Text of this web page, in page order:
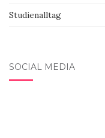
Studienalltag
SOCIAL MEDIA